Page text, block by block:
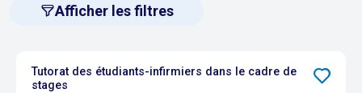
Afficher les filtres
Tutorat des étudiants-infirmiers dans le cadre de
stages